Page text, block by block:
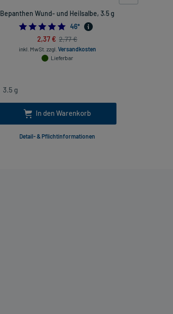
Bepanthen Wund- und Heilsalbe, 3.5 g
5.0
46*
2,37 € 2,77 €
inkl. MwSt. zzgl. Versandkosten
Lieferbar
In den Warenkorb
Detail- & Pflichtinformationen